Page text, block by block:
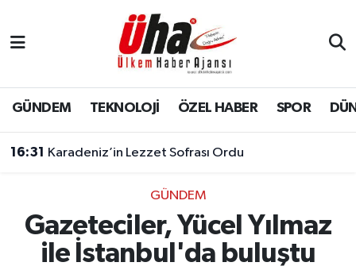
GÜNDEM TEKNOLOJİ ÖZEL HABER SPOR
16:31 Karadeniz’in Lezzet Sofrası Ordu
GÜNDEM
Gazeteciler, Yücel Yılmaz
ile İstanbul'da buluştu
İstanbul Nöbetçi Eczaneler
İstanbul Hava Durumu
Süper Lig Puan Durumu ve Fikstür
Tüm Manşetler